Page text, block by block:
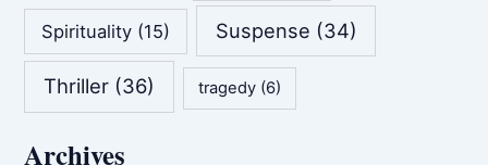
Spirituality (15) Suspense (34)
Thriller (36) tragedy(6)
Archives